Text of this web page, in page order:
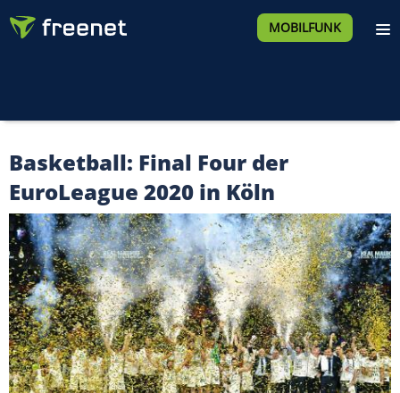
MOBILFUNK
Basketball: Final Four der
EuroLeague 2020 in Köln